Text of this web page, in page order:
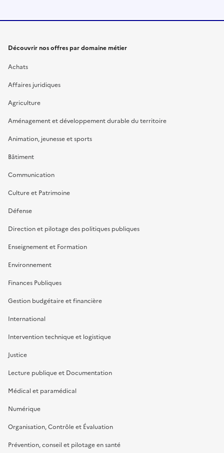
Découvrir nos offres par domaine métier
Achats
Affaires juridiques
Agriculture
Aménagement et développement durable du territoire
Animation, jeunesse et sports
Bâtiment
Communication
Culture et Patrimoine
Défense
Direction et pilotage des politiques publiques
Enseignement et Formation
Environnement
Finances Publiques
Gestion budgétaire et financière
International
Intervention technique et logistique
Justice
Lecture publique et Documentation
Médical et paramédical
Numérique
Organisation, Contrôle et Évaluation
Prévention, conseil et pilotage en santé